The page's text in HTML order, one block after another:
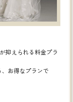
抑えられる料金プラ
、お得なプランで